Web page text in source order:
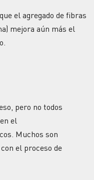
el agregado de fibras
mejora aún más el
pero no todos
el
Muchos son
el proceso de